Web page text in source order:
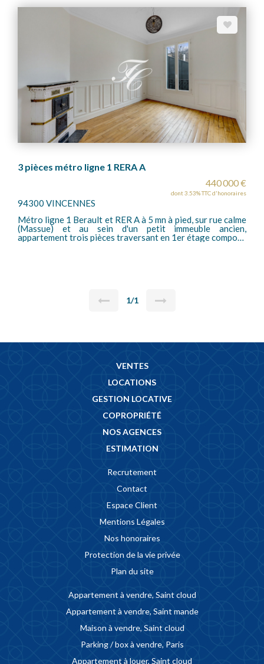
d'eau. Belle copropriété avec gardienne, calme et proche
commodités. Une cave en sous-sol complète ce bien
3 pièces métro ligne 1 RERA A
440 000 €
dont 3.53% TTC d'honoraires
94300 VINCENNES
Métro ligne 1 Berault et RER A à 5 mn à pied, sur rue calme
(Massue) et au sein d'un petit immeuble ancien,
appartement trois pièces traversant en 1er étage composé
1/1
VENTES
LOCATIONS
GESTION LOCATIVE
COPROPRIÉTÉ
NOS AGENCES
ESTIMATION
Recrutement
Contact
Espace Client
Mentions Légales
Nos honoraires
Protection de la vie privée
Plan du site
Appartement à vendre, Saint cloud
Appartement à vendre, Saint mande
Maison à vendre, Saint cloud
Parking / box à vendre, Paris
Appartement à louer, Saint cloud